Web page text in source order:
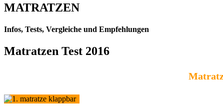
MATRATZEN
Infos, Tests, Vergleiche und Empfehlungen
Matratzen Test 2016